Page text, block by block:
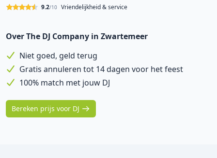
Vriendelijkheid & service
9.2/10
Over The DJ Company in Zwartemeer
Niet goed, geld terug
Gratis annuleren tot 14 dagen voor het feest
100% match met jouw DJ
Bereken prijs voor DJ